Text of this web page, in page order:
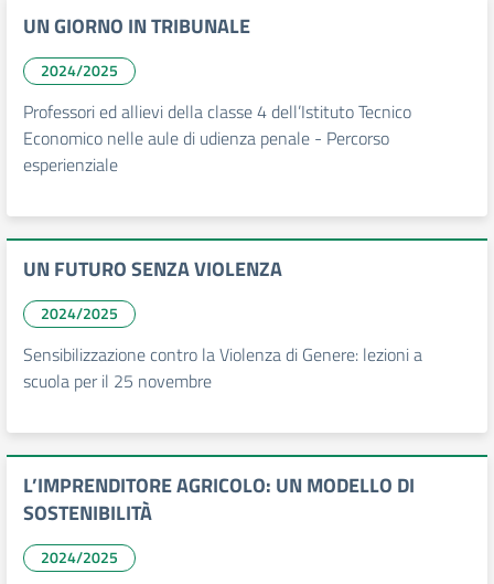
UN GIORNO IN TRIBUNALE
2024/2025
Professori ed allievi della classe 4 dell’Istituto Tecnico
Economico nelle aule di udienza penale - Percorso
esperienziale
UN FUTURO SENZA VIOLENZA
2024/2025
Sensibilizzazione contro la Violenza di Genere: lezioni a
scuola per il 25 novembre
L’IMPRENDITORE AGRICOLO: UN MODELLO DI
SOSTENIBILITÀ
2024/2025